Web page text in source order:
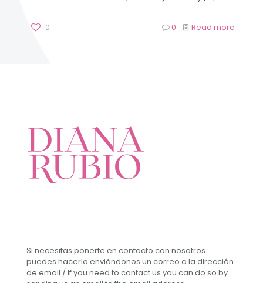
0 0 Read more
Si necesitas ponerte en contacto con nosotros
puedes hacerlo enviándonos un correo a la dirección
de email / If you need to contact us you can do so by